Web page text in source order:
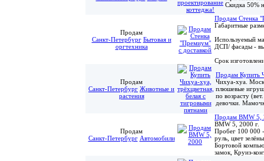
Скидка 50%
Продам
Санкт-Петербург Бытовая и
оргтехника
Продам Стенка
Габаритные
Используемый
ДСП/ фасады -
Срок
Продам
Санкт-Петербург Животные и
растения
Продам Купить
Чихуа-хуа.
плюшевые
по возрасту
девочки.
Продам
Санкт-Петербург Автомобили
Продам BMW 5,
BMW 5, 2000 г.
Пробег 100 000
руль, цвет
Бортовой
замок, Круиз-